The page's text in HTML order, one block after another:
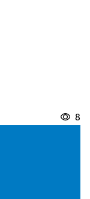
8